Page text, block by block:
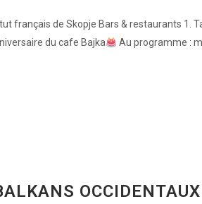
français de Skopje Bars & restaurants 1.
du cafe Bajka
Au programme :